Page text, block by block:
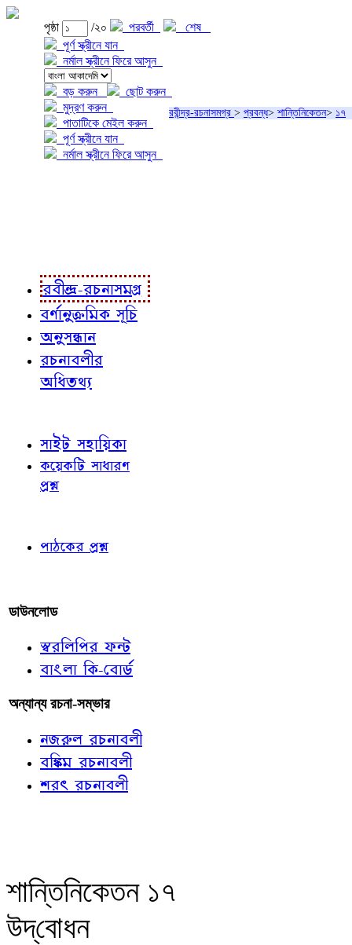
পৃষ্ঠা /২০ পরবর্তী
শেষ
পূর্ণ স্ক্রীনে যান
নর্মাল স্ক্রীনে ফিরে আসুন
বড় করুন
ছোট করুন
মুদ্রণ করুন
পাতাটিকে মেইল করুন
পূর্ণ স্ক্রীনে যান
নর্মাল স্ক্রীনে ফিরে আসুন
রবীন্দ্র-রচনাসমগ্র > প্রবন্ধ> শান্তিনিকেতন> ১৭
রবীন্দ্র-রচনাসমগ্র
বর্ণানুক্রমিক সূচি
অনুসন্ধান
রচনাবলীর
অধিতথ্য
সাইট সহায়িকা
কয়েকটি সাধারণ
প্রশ্ন
পাঠকের প্রশ্ন
ডাউনলোড
স্বরলিপির ফন্ট
বাংলা কি-বোর্ড
অন্যান্য রচনা-সম্ভার
নজরুল রচনাবলী
বঙ্কিম রচনাবলী
শরৎ রচনাবলী
শান্তিনিকেতন ১৭
উদ্‌বোধন